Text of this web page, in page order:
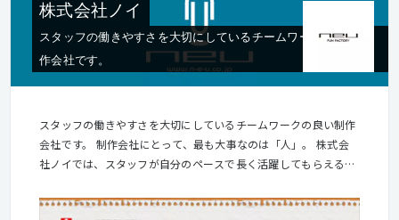
株式会社ノイ
スタッフの働きやすさを大切にしているチームワークの良い制
作会社です。
スタッフの働きやすさを大切にしているチームワークの良い制作
会社です。 制作会社にとって、最も大事なのは「人」。 株式会
社ノイでは、スタッフが自分のペースで長く活躍してもらえる環
マスコミなど優良クライアントが多いです。 ・仕事はきっちり選